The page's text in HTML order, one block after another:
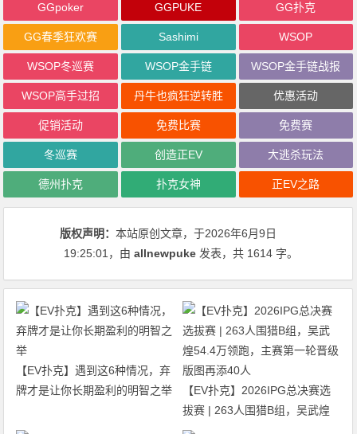
GGpoker GGPUKE GG扑克
GG春季狂欢赛 Sashimi WSOP
WSOP冬巡赛 WSOP金手链 WSOP金手链战报
WSOP高手过招 丹牛也疯狂逆转胜 优惠活动
促销活动 免费比赛 免费赛
冬巡赛 创造正EV 大逃杀玩法
德州扑克 扑克女神 正EV之路
版权声明：本站原创文章，于2026年6月9日
19:25:01，由allnewpuke 发表，共 1614 字。
【EV扑克】遇到这6种情况，弃
牌才是让你长期盈利的明智之举
【EV扑克】2026IPG总决赛选
拔赛 | 263人围猎B组，吴武煌
54.4万领跑，主赛第一轮晋级版